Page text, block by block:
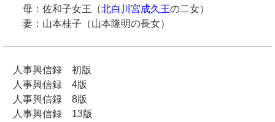
母：佐和子女王（北白川宮成久王の二女）
妻：山本桂子（山本隆明の長女）
人事興信録 初版
人事興信録 4版
人事興信録 8版
人事興信録 13版